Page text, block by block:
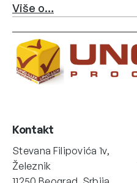
Više o…
Kontakt
Stevana Filipovića 1v,
Železnik